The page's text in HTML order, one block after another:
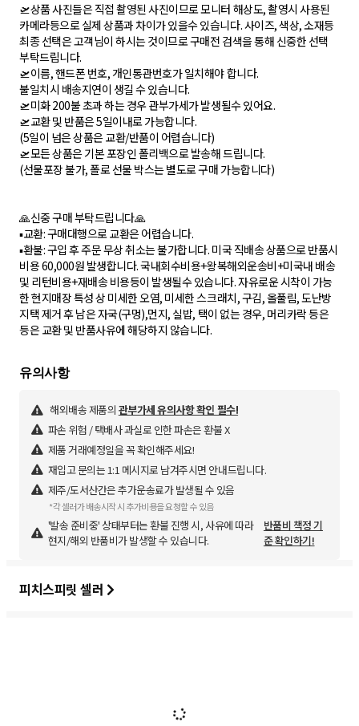
🛫상품 사진들은 직접 촬영된 사진이므로 모니터 해상도, 촬영시 사용된
카메라등으로 실제 상품과 차이가 있을수 있습니다. 사이즈, 색상, 소재등
최종 선택은 고객님이 하시는 것이므로 구매전 검색을 통해 신중한 선택
부탁드립니다.
🛫이름, 핸드폰 번호, 개인통관번호가 일치해야 합니다.
불일치시 배송지연이 생길 수 있습니다.
🛫미화 200불 초과 하는 경우 관부가세가 발생될수 있어요.
🛫교환 및 반품은 5일이내로 가능합니다.
(5일이 넘은 상품은 교환/반품이 어렵습니다)
🛫모든 상품은 기본 포장인 폴리백으로 발송해 드립니다.
(선물포장 불가, 폴로 선물 박스는 별도로 구매 가능합니다)
🙏신중 구매 부탁드립니다🙏
▪︎교환: 구매대행으로 교환은 어렵습니다.
▪︎환불: 구입 후 주문 무상 취소는 불가합니다. 미국 직배송 상품으로 반품시
비용 60,000원 발생합니다. 국내회수비용+왕복해외운송비+미국내 배송
및 리턴비용+재배송 비용등이 발생될수 있습니다. 자유로운 시착이 가능
한 현지매장 특성 상 미세한 오염, 미세한 스크래치, 구김, 올풀림, 도난방
지택 제거 후 남은 자국(구멍),먼지, 실밥, 택이 없는 경우, 머리카락 등은
등은 교환 및 반품사유에 해당하지 않습니다.
유의사항
해외배송 제품의 관부가세 유의사항 확인 필수!
파손 위험 / 택배사 과실로 인한 파손은 환불 X
제품 거래예정일을 꼭 확인해주세요!
재입고 문의는 1:1 메시지로 남겨주시면 안내드립니다.
제주/도서산간은 추가운송료가 발생될 수 있음
*각 셀러가 배송시작 시 추가비용을 요청할 수 있음
'발송 준비중' 상태부터는 환불 진행 시, 사유에 따라
현지/해외 반품비가 발생할 수 있습니다.
반품비 책정 기
준 확인하기!
피치스피릿 셀러